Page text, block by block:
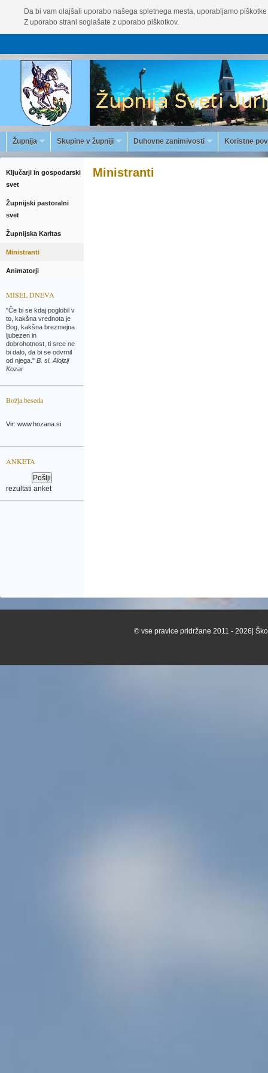
Da bi vam olajšali uporabo našega spletnega mesta, uporabljamo
Z uporabo strani soglašate z uporabo piškotkov.
Župnija Skupine v župniji Duhovne zanimivosti Koristne
Ključarji in gospodarski
svet
Župnijski pastoralni
svet
Župnijska Karitas
Ministranti
Animatorji
MISEL DNEVA
"Če bi se kdaj poglobil v
to, kakšna vrednota je
Bog, kakšna brezmejna
ljubezen in
dobrohotnost, ti srce ne
bi dalo, da bi se odvrnil
od njega." B. sl. Alojzij
Kozar
Božja beseda
Vir: www.hozana.si
ANKETA
rezultati anket
Ministranti
© vse pravice pridržane 2011 - 2026|